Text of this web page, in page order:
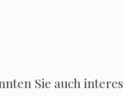
Sie auch